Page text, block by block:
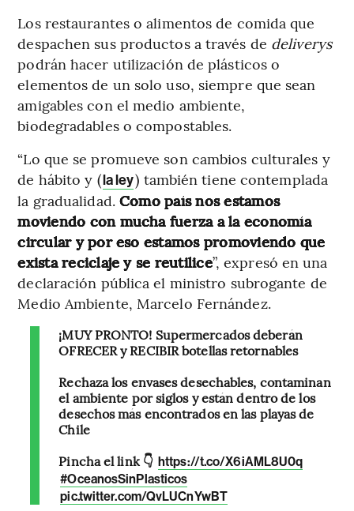
Los restaurantes o alimentos de comida que
despachen sus productos a través de deliverys
podrán hacer utilización de plásticos o
elementos de un solo uso, siempre que sean
amigables con el medio ambiente,
biodegradables o compostables.
“Lo que se promueve son cambios culturales y
de hábito y (la ley) también tiene contemplada
la gradualidad. Como país nos estamos
moviendo con mucha fuerza a la economía
circular y por eso estamos promoviendo que
exista reciclaje y se reutilice”, expresó en una
declaración pública el ministro subrogante de
Medio Ambiente, Marcelo Fernández.
¡MUY PRONTO! Supermercados deberán
OFRECER y RECIBIR botellas retornables
Rechaza los envases desechables, contaminan
el ambiente por siglos y están dentro de los
desechos más encontrados en las playas de
Chile
Pincha el link 👇 https://t.co/X6iAML8U0q
#OceanosSinPlasticos
pic.twitter.com/QvLUCnYwBT